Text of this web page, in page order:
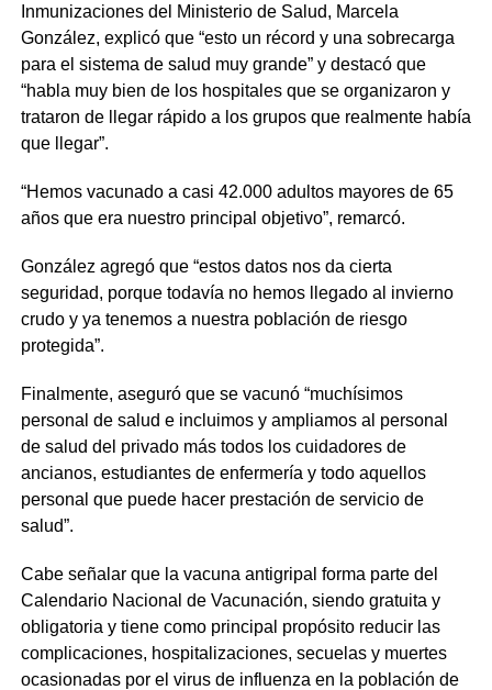
Inmunizaciones del Ministerio de Salud, Marcela
González, explicó que “esto un récord y una sobrecarga
para el sistema de salud muy grande” y destacó que
“habla muy bien de los hospitales que se organizaron y
trataron de llegar rápido a los grupos que realmente había
que llegar”.
“Hemos vacunado a casi 42.000 adultos mayores de 65
años que era nuestro principal objetivo”, remarcó.
González agregó que “estos datos nos da cierta
seguridad, porque todavía no hemos llegado al invierno
crudo y ya tenemos a nuestra población de riesgo
protegida”.
Finalmente, aseguró que se vacunó “muchísimos
personal de salud e incluimos y ampliamos al personal
de salud del privado más todos los cuidadores de
ancianos, estudiantes de enfermería y todo aquellos
personal que puede hacer prestación de servicio de
salud”.
Cabe señalar que la vacuna antigripal forma parte del
Calendario Nacional de Vacunación, siendo gratuita y
obligatoria y tiene como principal propósito reducir las
complicaciones, hospitalizaciones, secuelas y muertes
ocasionadas por el virus de influenza en la población de